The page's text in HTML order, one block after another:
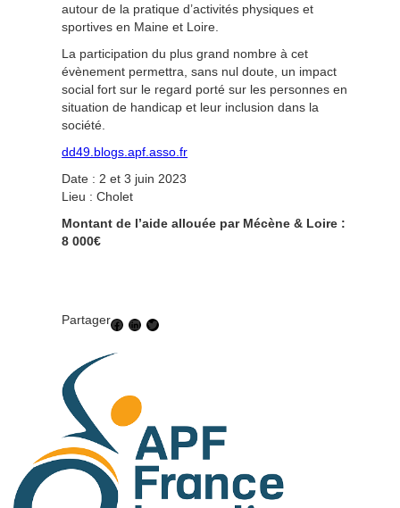
autour de la pratique d’activités physiques et
sportives en Maine et Loire.
La participation du plus grand nombre à cet
évènement permettra, sans nul doute, un impact
social fort sur le regard porté sur les personnes en
situation de handicap et leur inclusion dans la
société.
dd49.blogs.apf.asso.fr
Date : 2 et 3 juin 2023
Lieu : Cholet
Montant de l’aide allouée par Mécène & Loire :
8 000€
PartagerFacebook LinkedIn Twitter